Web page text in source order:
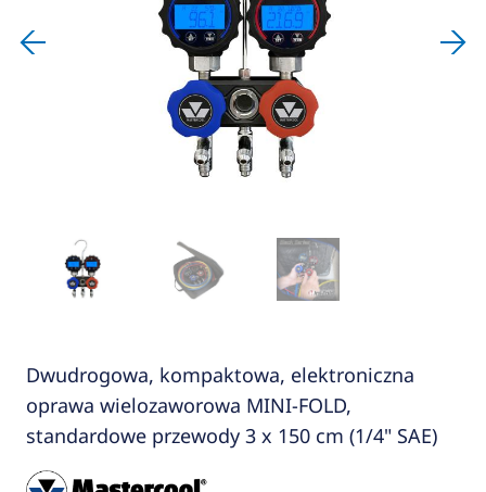
Dwudrogowa, kompaktowa, elektroniczna
oprawa wielozaworowa MINI-FOLD,
standardowe przewody 3 x 150 cm (1/4" SAE)